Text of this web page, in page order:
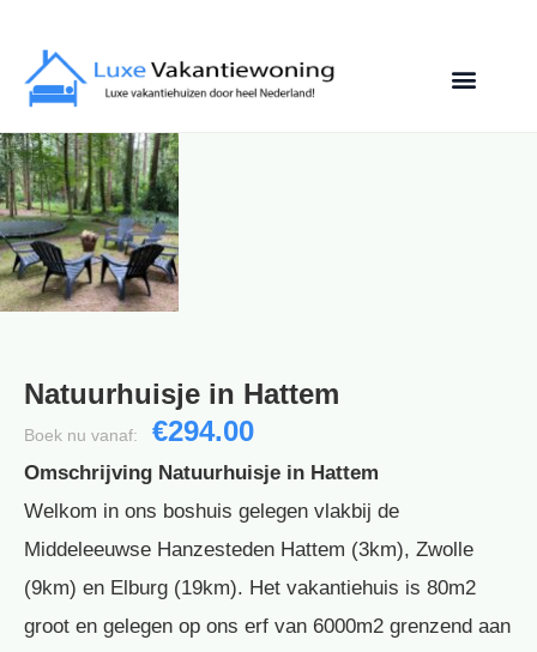
Natuurhuisje in Hattem
Boek nu vanaf: €294.00
Omschrijving Natuurhuisje in Hattem
Welkom in ons boshuis gelegen vlakbij de
Middeleeuwse Hanzesteden Hattem (3km), Zwolle
(9km) en Elburg (19km). Het vakantiehuis is 80m2
groot en gelegen op ons erf van 6000m2 grenzend aan